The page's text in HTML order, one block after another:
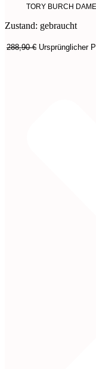
TORY BURCH
Zustand: gebraucht
288,90€ Ursprünglicher